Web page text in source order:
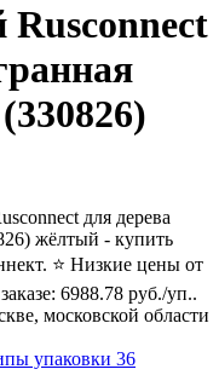
для дерева
жёлтый - купить
⭐ Низкие цены от
6988.78 руб./уп..
московской области
упаковки 36